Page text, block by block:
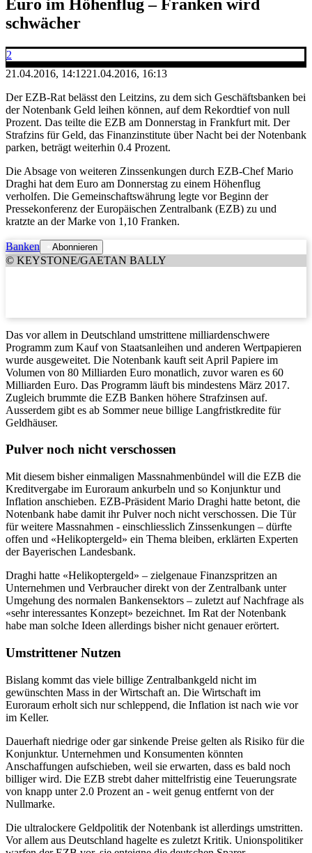
Euro im Höhenflug – Franken wird
schwächer
2
21.04.2016, 14:1221.04.2016, 16:13
Der EZB-Rat belässt den Leitzins, zu dem sich Geschäftsbanken bei
der Notenbank Geld leihen können, auf dem Rekordtief von null
Prozent. Das teilte die EZB am Donnerstag in Frankfurt mit. Der
Strafzins für Geld, das Finanzinstitute über Nacht bei der Notenbank
parken, beträgt weiterhin 0.4 Prozent.
Die Absage von weiteren Zinssenkungen durch EZB-Chef Mario
Draghi hat dem Euro am Donnerstag zu einem Höhenflug
verholfen. Die Gemeinschaftswährung legte vor Beginn der
Pressekonferenz der Europäischen Zentralbank (EZB) zu und
kratzte an der Marke von 1,10 Franken.
Banken Abonnieren
© KEYSTONE/GAETAN BALLY
Das vor allem in Deutschland umstrittene milliardenschwere
Programm zum Kauf von Staatsanleihen und anderen Wertpapieren
wurde ausgeweitet. Die Notenbank kauft seit April Papiere im
Volumen von 80 Milliarden Euro monatlich, zuvor waren es 60
Milliarden Euro. Das Programm läuft bis mindestens März 2017.
Zugleich brummte die EZB Banken höhere Strafzinsen auf.
Ausserdem gibt es ab Sommer neue billige Langfristkredite für
Geldhäuser.
Pulver noch nicht verschossen
Mit diesem bisher einmaligen Massnahmenbündel will die EZB die
Kreditvergabe im Euroraum ankurbeln und so Konjunktur und
Inflation anschieben. EZB-Präsident Mario Draghi hatte betont, die
Notenbank habe damit ihr Pulver noch nicht verschossen. Die Tür
für weitere Massnahmen - einschliesslich Zinssenkungen – dürfte
offen und «Helikoptergeld» ein Thema bleiben, erklärten Experten
der Bayerischen Landesbank.
Draghi hatte «Helikoptergeld» – zielgenaue Finanzspritzen an
Unternehmen und Verbraucher direkt von der Zentralbank unter
Umgehung des normalen Bankensektors – zuletzt auf Nachfrage als
«sehr interessantes Konzept» bezeichnet. Im Rat der Notenbank
habe man solche Ideen allerdings bisher nicht genauer erörtert.
Umstrittener Nutzen
Bislang kommt das viele billige Zentralbankgeld nicht im
gewünschten Mass in der Wirtschaft an. Die Wirtschaft im
Euroraum erholt sich nur schleppend, die Inflation ist nach wie vor
im Keller.
Dauerhaft niedrige oder gar sinkende Preise gelten als Risiko für die
Konjunktur. Unternehmen und Konsumenten könnten
Anschaffungen aufschieben, weil sie erwarten, dass es bald noch
billiger wird. Die EZB strebt daher mittelfristig eine Teuerungsrate
von knapp unter 2.0 Prozent an - weit genug entfernt von der
Nullmarke.
Die ultralockere Geldpolitik der Notenbank ist allerdings umstritten.
Vor allem aus Deutschland hagelte es zuletzt Kritik. Unionspolitiker